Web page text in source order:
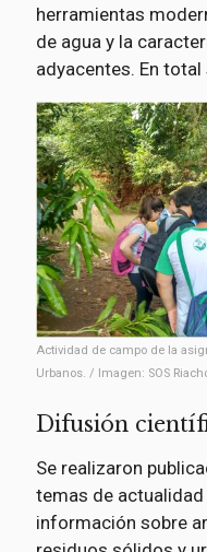
herramientas
de agua y la
adyacentes. En
Actividad de campo de la
Urbanos. / Imagen: SOS
Difusión
Se realizaron
temas de
información sobre